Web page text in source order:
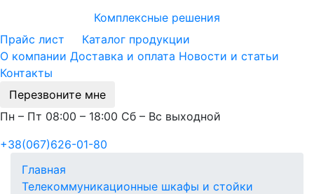
Комплексные решения
Прайс лист
Каталог продукции
О компании Доставка и оплата Новости и статьи
Контакты
Перезвоните мне
Пн – Пт 08:00 – 18:00 Сб – Вс выходной
+38(067)626-01-80
Главная
Телекоммуникационные шкафы и стойки